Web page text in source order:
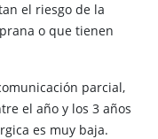
el riesgo de la
o que tienen
parcial,
el año y los 3 años
es muy baja.